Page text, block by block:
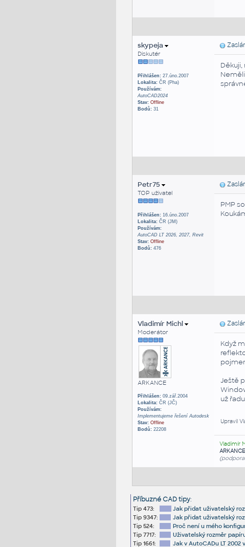
skypeja
Diskutér
Přihlášen:27.úno.2007
Lokalita:ČR (Pha)
Používám:
AutoCAD2024
Stav: Offline
Bodů:31
Petr75
TOP uživatel
Přihlášen:16.úno.2007
Lokalita:ČR (JM)
Používám:
AutoCAD LT 2026, 2027, Revit
Stav: Offline
Bodů:476
PMP
Vladimír Michl
Moderátor
ARKANCE
Přihlášen:09.zář.2004
Lokalita:ČR (JČ)
Používám:
Implementujeme řešení Autodesk
Stav: Offline
Bodů:22208
Když
Ještě
už
Upravil
Vladimír
Příbuzné CAD tipy:
Tip 473:
Jak přidat uživatelský
Tip 9347:
Jak přidat uživatelský
Tip 524:
Proč není u mého
Tip 7717:
Uživatelský rozměr
Tip 1661:
Jak v AutoCADu LT